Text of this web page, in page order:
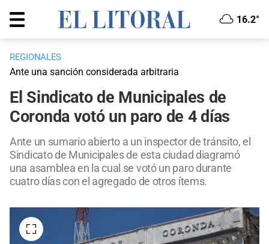
16.2°
REGIONALES
Ante una sanción considerada arbitraria
El Sindicato de Municipales de
Coronda votó un paro de 4 días
Ante un sumario abierto a un inspector de tránsito, el
Sindicato de Municipales de esta ciudad diagramó
una asamblea en la cual se votó un paro durante
cuatro días con el agregado de otros ítems.